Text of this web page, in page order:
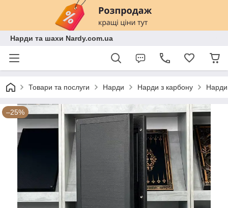
Нарди та шахи Nardy.com.ua
Товари та послуги Нарди Нарди з карбону
–25%